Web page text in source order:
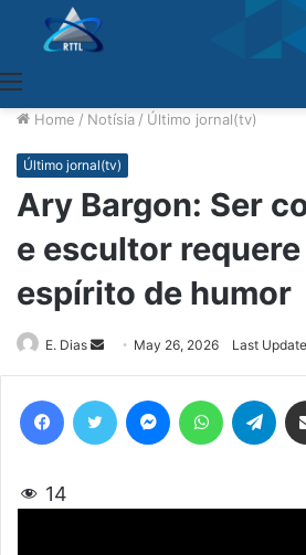
Home / Notísia / Último jornal(tv)
Último jornal(tv)
Ary Bargon: Ser
e escultor
espírito de humor
E. Dias
Send
an
May 26, 2026 Last
14